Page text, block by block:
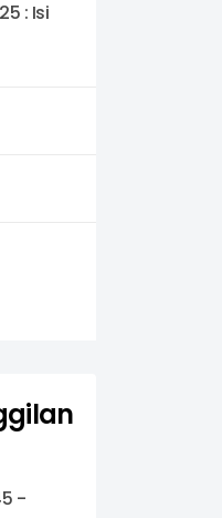
: Isi
-